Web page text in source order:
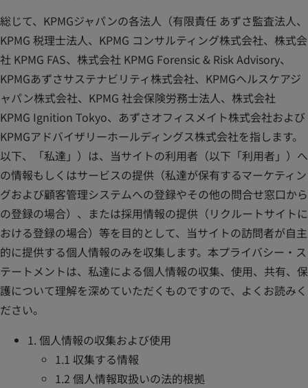
総じて、KPMGジャパンの各法人（有限責任 あずさ監査法人、
KPMG 税理士法人、KPMG コンサルティング株式会社、株式会
社 KPMG FAS、株式会社 KPMG Forensic & Risk Advisory、
KPMGあずさサステナビリティ株式会社、KPMGヘルスケアジ
ャパン株式会社、KPMG 社会保険労務士法人、株式会社
KPMG Ignition Tokyo、あずさオフィスメイト株式会社および
KPMGアドバイザリーホールディングス株式会社を指します。
以下、「私達」）は、当サイトの利用者（以下「利用者」）へ
の情報もしくはサービスの提供（私達が保有するマーケティン
グおよび顧客管理システムへの登録やその他の問合せ窓口から
の登録の場合）、または採用情報の提供（リクルートサイトに
おける登録の場合）等を目的として、当サイトの訪問者が自主
的に提供する個人情報のみを収集します。本プライバシー・ス
テートメントは、私達による個人情報の収集、使用、共有、保
護について理解を深めていただくものですので、よくお読みく
ださい。
1. 個人情報の収集および使用
1.1 収集する情報
1.2 個人情報取扱いの法的根拠